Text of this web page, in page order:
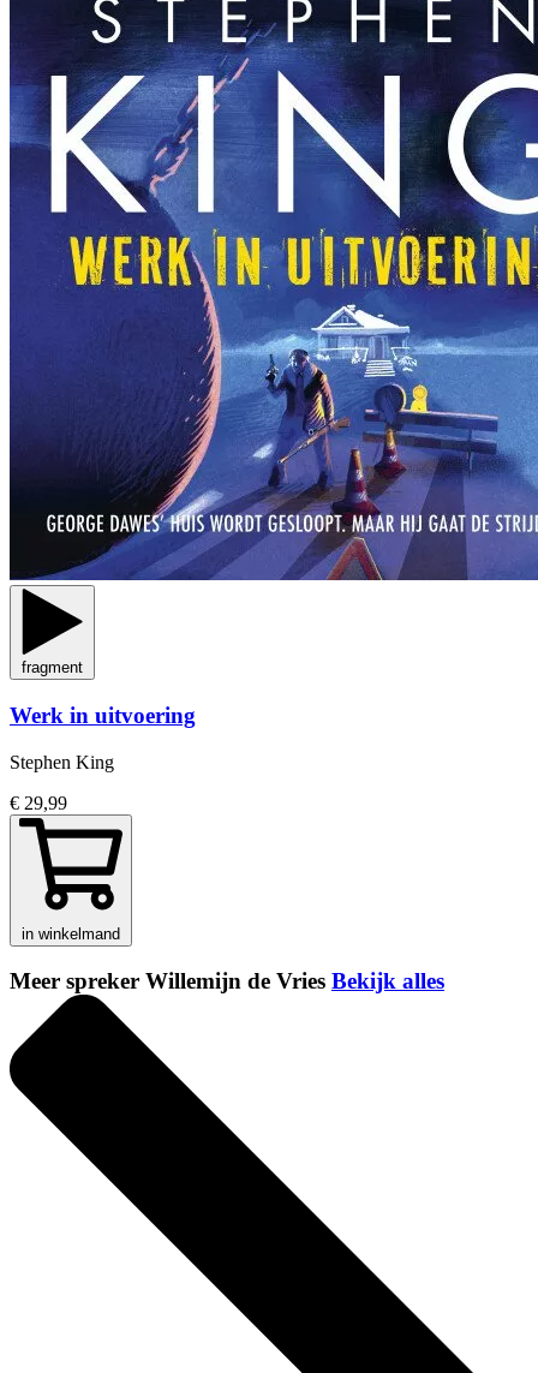
fragment
Werk in uitvoering
Stephen King
€ 29,99
in winkelmand
Meer spreker Willemijn de Vries Bekijk alles